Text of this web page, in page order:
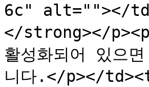
6c" alt=""></
</strong></
활성화되어 있으
니다.</p></